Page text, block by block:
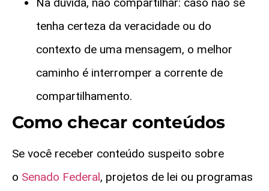
tenha certeza da veracidade ou do
contexto de uma mensagem, o melhor
caminho é interromper a corrente de
compartilhamento.
Como checar conteúdos
Se você receber conteúdo suspeito sobre
o Senado Federal, projetos de lei ou programas